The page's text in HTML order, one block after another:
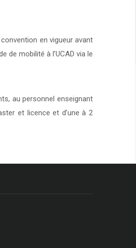
en vigueur avant
de mobilité à l’UCAD via le
au personnel enseignant
et licence et d’une à 2